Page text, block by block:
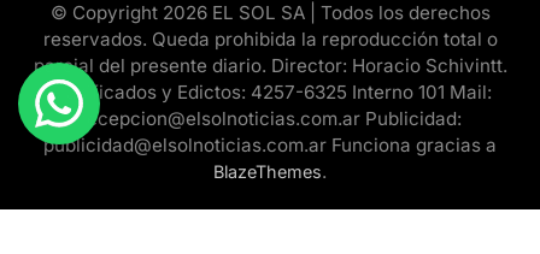
© Copyright 2026 EL SOL SA | Todos los derechos
reservados. Queda prohibida la reproducción total o
parcial del presente diario. Director: Horacio Schivintt.
Clasificados y Edictos: 4257-6325 Interno 101 Mail:
recepcion@elsolnoticias.com.ar Publicidad:
publicidad@elsolnoticias.com.ar Funciona gracias a
BlazeThemes.